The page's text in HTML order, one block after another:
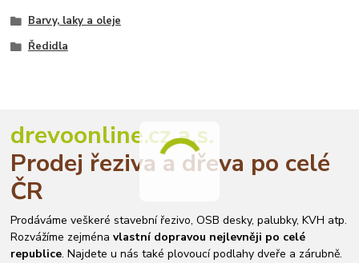
Barvy, laky a oleje
Ředidla
drevoonline.cz a.s.
Prodej řeziva a dřeva po celé
ČR
Prodáváme veškeré stavební řezivo, OSB desky, palubky, KVH atp.
Rozvážíme zejménavlastní dopravou nejlevněji po celé
republice. Najdete u nás také plovoucí podlahy dveře a zárubně.